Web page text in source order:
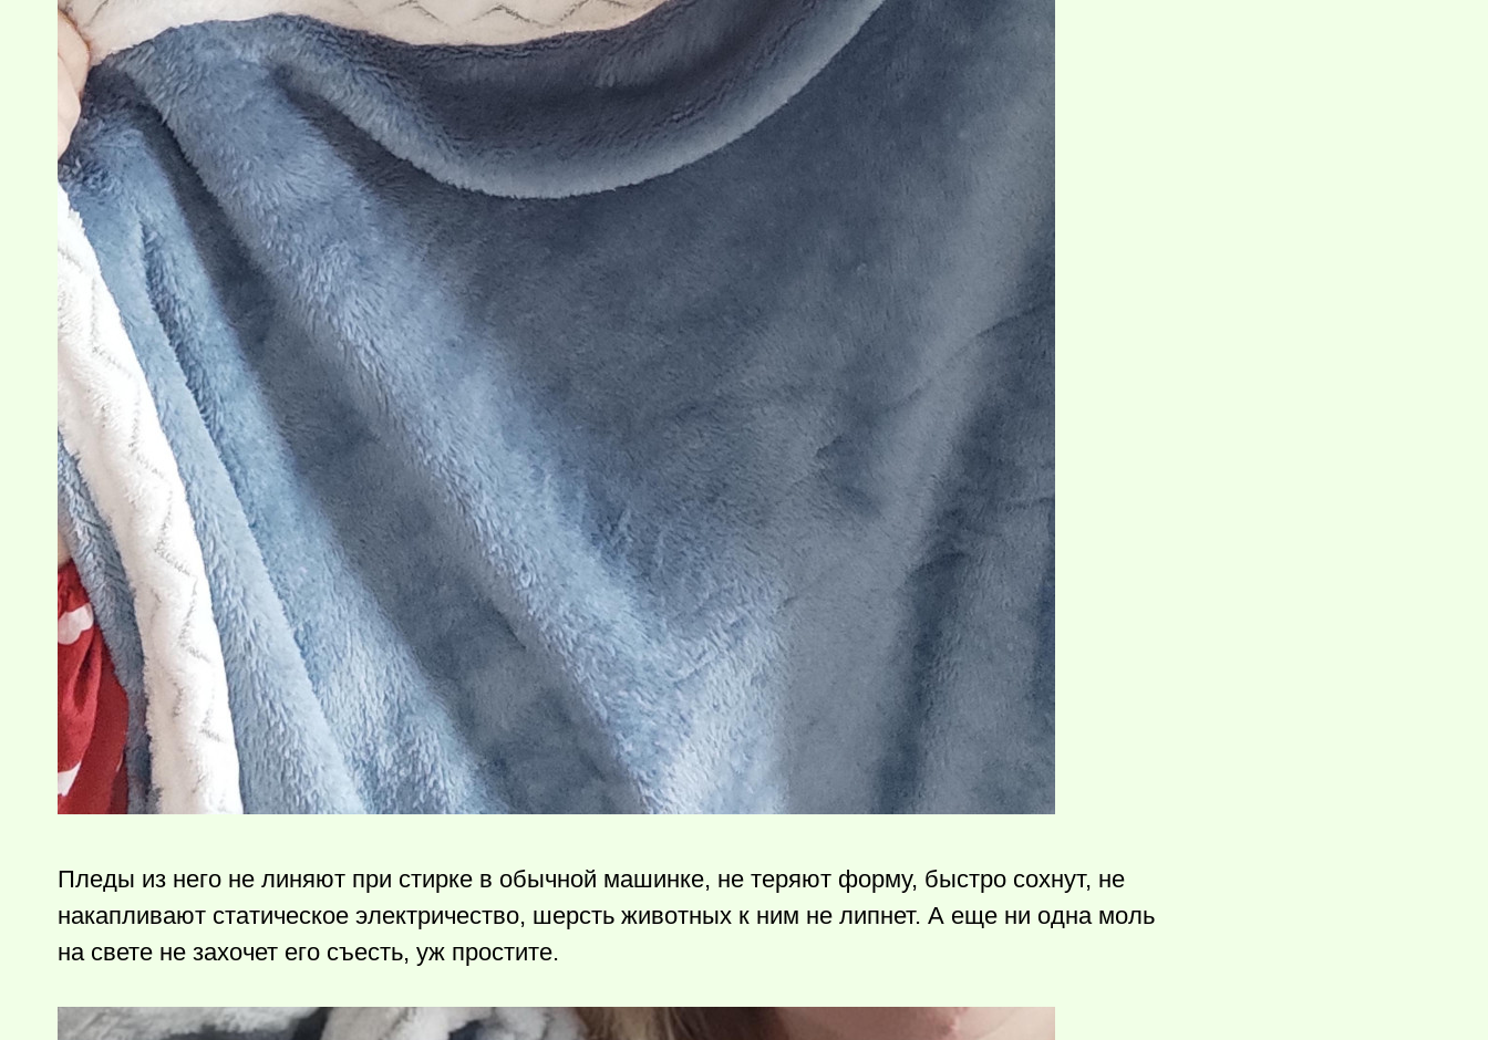
Пледы из него не линяют при стирке в обычной машинке, не теряют форму, быстро сохнут, не
накапливают статическое электричество, шерсть животных к ним не липнет. А еще ни одна моль
на свете не захочет его съесть, уж простите.